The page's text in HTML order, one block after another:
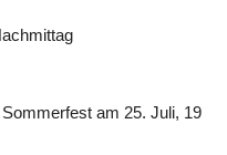
am 25. Juli, 19